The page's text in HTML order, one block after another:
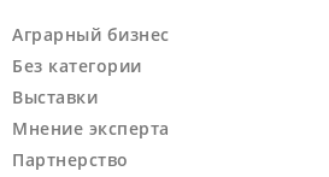
Аграрный бизнес
Без категории
Выставки
Мнение эксперта
Партнерство